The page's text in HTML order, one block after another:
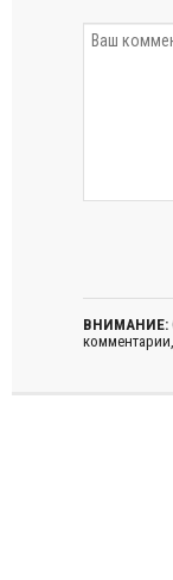
ВНИМАНИЕ: